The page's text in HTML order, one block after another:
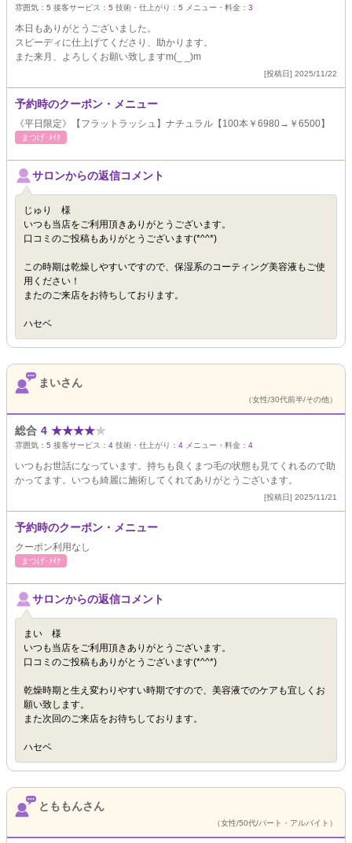
雰囲気： 5 接客サービス： 5 技術・仕上がり： 5 メニュー・料金： 3
本日もありがとうございました。
スピーディに仕上げてくださり、助かります。
また来月、よろしくお願い致しますm(_ _)m
[投稿日] 2025/11/22
予約時のクーポン・メニュー
《平日限定》【フラットラッシュ】ナチュラル【100本￥6980→￥6500】
まつげ･ﾒｲｸ
サロンからの返信コメント
じゅり 様
いつも当店をご利用頂きありがとうございます。
口コミのご投稿もありがとうございます(*^^*)
この時期は乾燥しやすいですので、保湿系のコーティング美容液もご使
用ください！
またのご来店をお待ちしております。
ハセベ
まいさん
（女性/30代前半/その他）
総合 4 ★★★★★
雰囲気： 5 接客サービス： 4 技術・仕上がり： 4 メニュー・料金： 4
いつもお世話になっています。持ちも良くまつ毛の状態も見てくれるので助
かってます。いつも綺麗に施術してくれてありがとうございます。
[投稿日] 2025/11/21
予約時のクーポン・メニュー
クーポン利用なし
まつげ･ﾒｲｸ
サロンからの返信コメント
まい 様
いつも当店をご利用頂きありがとうございます。
口コミのご投稿もありがとうございます(*^^*)
乾燥時期と生え変わりやすい時期ですので、美容液でのケアも宜しくお
願い致します。
また次回のご来店をお待ちしております。
ハセベ
とももんさん
（女性/50代/パート・アルバイト）